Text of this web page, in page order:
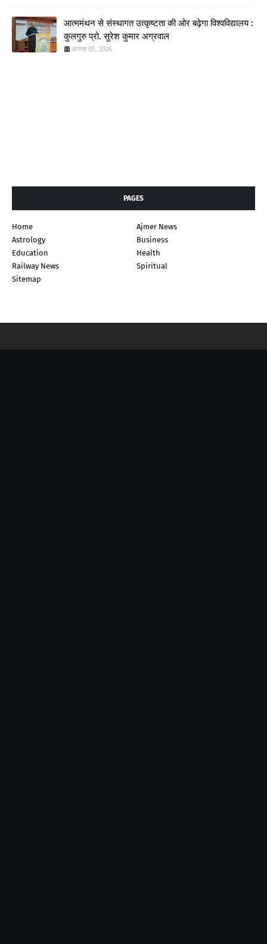
आत्ममंथन से संस्थागत उत्कृष्टता की ओर बढ़ेगा विश्वविद्यालय :
कुलगुरु प्रो. सुरेश कुमार अग्रवाल
अगस्त 05, 2026
PAGES
Home
Ajmer News
Astrology
Business
Education
Health
Railway News
Spiritual
Sitemap